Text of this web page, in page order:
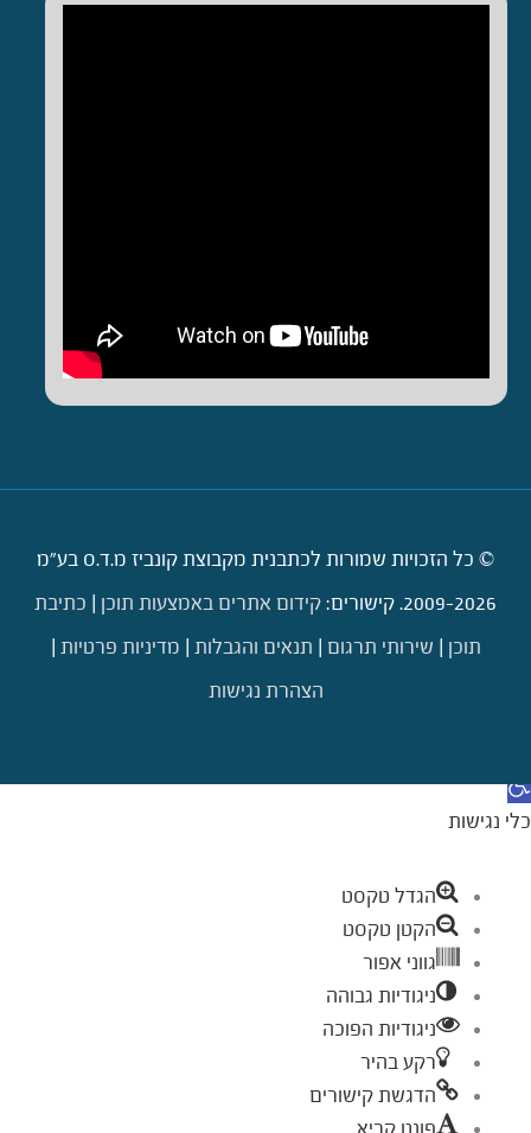
© כל הזכויות שמורות לכתבנית מקבוצת קונביז מ.ד.ס בע"מ
2009-2026. קישורים:
קידום אתרים באמצעות תוכן
כתיבת
תוכן
שירותי תרגום תנאים והגבלות מדיניות פרטיות
הצהרת נגישות
פתח סרגל נגישות
כלי נגישות
הגדל טקסט
הקטן טקסט
גווני אפור
ניגודיות גבוהה
ניגודיות הפוכה
רקע בהיר
הדגשת קישורים